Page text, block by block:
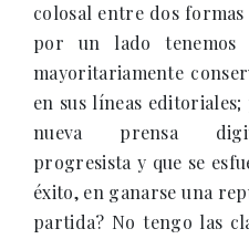
colosal entre dos
por un lado
mayoritariamente
en sus líneas
nueva prensa
progresista y que se
éxito, en ganarse una
partida? No tengo las